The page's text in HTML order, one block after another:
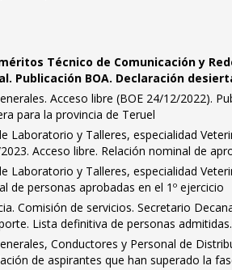
Técnico de Comunicación y
Publicación BOA. Declaración
Acceso libre (BOE 24/12/2022).
para la provincia de Teruel
Laboratorio y Talleres, especialidad
Acceso libre. Relación nominal de
Laboratorio y Talleres, especialidad
de personas aprobadas en el 1º ejercicio
Comisión de servicios. Secretario
Lista definitiva de personas admitidas.
Conductores y Personal de
de aspirantes que han superado la